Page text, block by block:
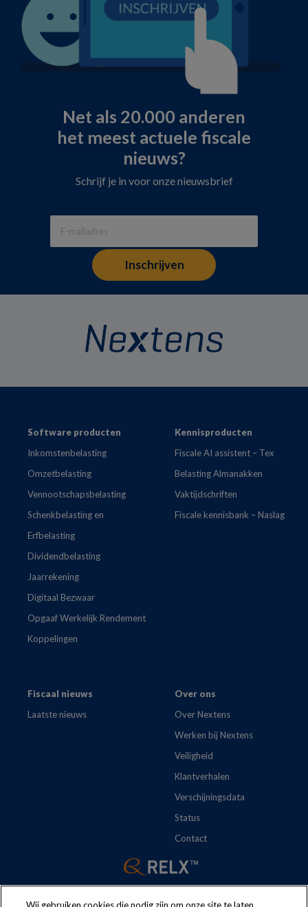
Net als 20.000 anderen
het meest actuele fiscale
nieuws?
Schrijf je in voor onze nieuwsbrief
FooterSoftware producten
Inkomstenbelasting
Omzetbelasting
Vennootschapsbelasting
Schenkbelasting en
Erfbelasting
Dividendbelasting
Jaarrekening
Digitaal Bezwaar
Opgaaf Werkelijk Rendement
Koppelingen
Kennisproducten
Fiscale AI assistent – Tex
Belasting Almanakken
Vaktijdschriften
Fiscale kennisbank – Naslag
Fiscaal nieuws
Laatste nieuws
Over ons
Over Nextens
Werken bij Nextens
Veiligheid
Klantverhalen
Verschijningsdata
Status
Contact